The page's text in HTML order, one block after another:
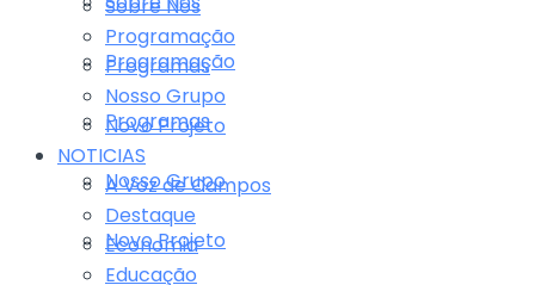
Programação
Programas
Nosso Grupo
Novo Projeto
Sobre Nós
Programação
Programas
Nosso Grupo
Novo Projeto
NOTICIAS
A Voz de Campos
Destaque
Economia
Educação